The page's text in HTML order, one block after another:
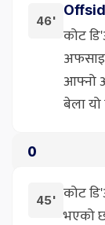
46'
कोट
आफ्नो
बेला
0
45' कोट
भएको